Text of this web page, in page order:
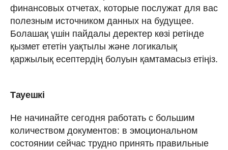
финансовых отчетах, которые послужат для вас
полезным источником данных на будущее.
Болашақ үшін пайдалы деректер көзі ретінде
қызмет ететін уақтылы және логикалық
қаржылық есептердің болуын қамтамасыз етіңіз.
Тауешкі
Не начинайте сегодня работать с большим
количеством документов: в эмоциональном
состоянии сейчас трудно принять правильные